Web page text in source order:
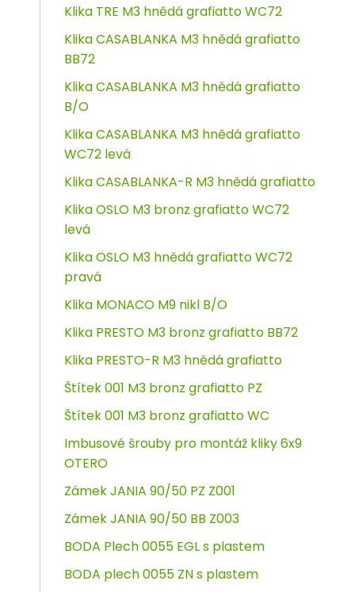
Klika TRE M3 hnědá grafiatto WC72
Klika CASABLANKA M3 hnědá grafiatto
BB72
Klika CASABLANKA M3 hnědá grafiatto
B/O
Klika CASABLANKA M3 hnědá grafiatto
WC72 levá
Klika CASABLANKA-R M3 hnědá grafiatto
Klika OSLO M3 bronz grafiatto WC72
levá
Klika OSLO M3 hnědá grafiatto WC72
pravá
Klika MONACO M9 nikl B/O
Klika PRESTO M3 bronz grafiatto BB72
Klika PRESTO-R M3 hnědá grafiatto
Štítek 001 M3 bronz grafiatto PZ
Štítek 001 M3 bronz grafiatto WC
Imbusové šrouby pro montáž kliky 6x9
OTERO
Zámek JANIA 90/50 PZ Z001
Zámek JANIA 90/50 BB Z003
BODA Plech 0055 EGL s plastem
BODA plech 0055 ZN s plastem